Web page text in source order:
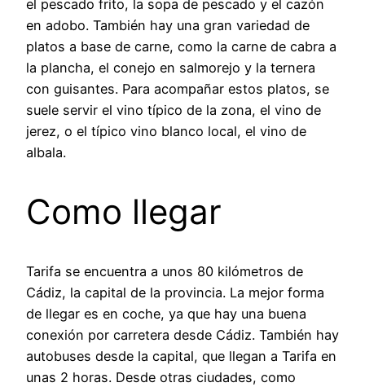
el pescado frito, la sopa de pescado y el cazón
en adobo. También hay una gran variedad de
platos a base de carne, como la carne de cabra a
la plancha, el conejo en salmorejo y la ternera
con guisantes. Para acompañar estos platos, se
suele servir el vino típico de la zona, el vino de
jerez, o el típico vino blanco local, el vino de
albala.
Como llegar
Tarifa se encuentra a unos 80 kilómetros de
Cádiz, la capital de la provincia. La mejor forma
de llegar es en coche, ya que hay una buena
conexión por carretera desde Cádiz. También hay
autobuses desde la capital, que llegan a Tarifa en
unas 2 horas. Desde otras ciudades, como